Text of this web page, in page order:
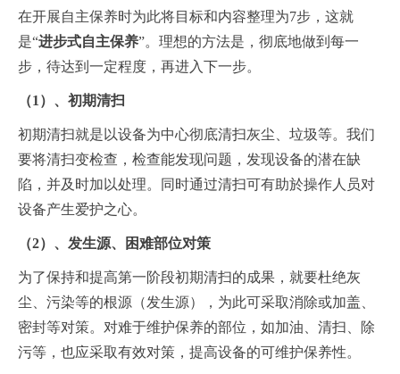
在开展自主保养时为此将目标和内容整理为7步，这就
是“进步式自主保养”。理想的方法是，彻底地做到每一
步，待达到一定程度，再进入下一步。
（1）、初期清扫
初期清扫就是以设备为中心彻底清扫灰尘、垃圾等。我们
要将清扫变检查，检查能发现问题，发现设备的潜在缺
陷，并及时加以处理。同时通过清扫可有助於操作人员对
设备产生爱护之心。
（2）、发生源、困难部位对策
为了保持和提高第一阶段初期清扫的成果，就要杜绝灰
尘、污染等的根源（发生源），为此可采取消除或加盖、
密封等对策。对难于维护保养的部位，如加油、清扫、除
污等，也应采取有效对策，提高设备的可维护保养性。